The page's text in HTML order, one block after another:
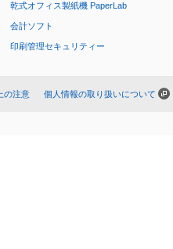
乾式オフィス製紙機 PaperLab
会計ソフト
印刷管理セキュリティー
の注意 個人情報の取り扱いについて